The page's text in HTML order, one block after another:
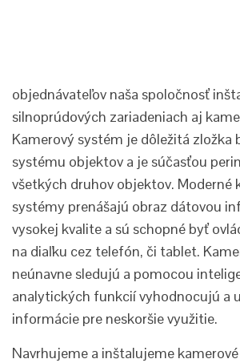
objednávateľov naša spoločnosť
silnoprúdových zariadeniach aj
Kamerový systém je dôležitá zložka
systému objektov a je súčasťou
všetkých druhov objektov. Moderné
systémy prenášajú obraz dátovou
vysokej kvalite a sú schopné byť
na diaľku cez telefón, či tablet.
neúnavne sledujú a pomocou
analytických funkcií vyhodnocujú a
informácie pre neskoršie využitie.
Navrhujeme a inštalujeme